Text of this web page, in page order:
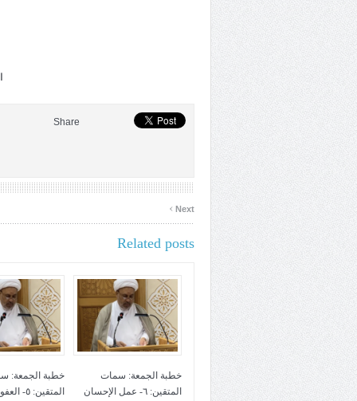
Share
Next
›
Related posts
خطبة الجمعة: سمات
المتقين: ٦- عمل الإحسان
خطبة الجمعة:
المتقين: ٥-